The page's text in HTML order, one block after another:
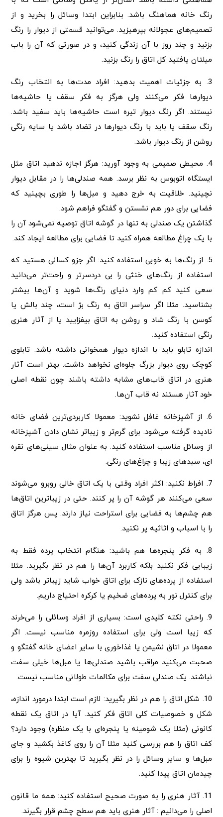
رنگ خانه هماهنگ باشد. بنابراین ابتدا وسائل را بخرید و از
تصمیم‌های عجولانه بپرهیزید. می‌توانید قسمتی از دیوار را رنگ
بزنید و چند روز با آن زندگی کنید، و در صورتی که آن را باب
میلتان یافتید کل اتاق را رنگ بزنید.
3. به جزئیات اهمیت بدهید: افراد مدت‌ها به انتخاب رنگ
دیوارها فکر می‌کنند ولی هرگز به فکر سقف یا حاشیه‌ها
نیستند. اگر رنگ دیوار تیره است حاشیه‌ها باید سفید باشد.
رنگ سقف یا باید با رنگ دیوارها در تضاد باشد یا سایه رنگی
روشن از رنگ دیوار باشد.
4. محیطی صمیمی به وجود آورید: هرگز اجازه ندهید اتاق مثل
ایستگاه اتوبوس به نظر برسد. همه صندلی‌ها را در مقابل دیوار
نچینید. خلاقیت به خرج دهید و مبل‌ها را طوری بچینید که
فضایی برای دور هم نشستن و گفتگو فراهم شود.
گذاشتن یک صندلی به تنها در گوشه اتاق توصیه نمی‌شود آن را
با یک چراغ مطالعه همراه کنید تا فضایی برای مطالعه ایجاد کند.
5. از رنگ‌ها به خوبی استفاده کنید: اگر جزو کسانی هستید که
استفاده از رنگ‌های خنثی را بی دردسر‌تر و راحت‌تر می‌دانید
سعی کنید کم کم وارد دنیای رنگ‌ها شوید و آن‌ها بیشتر
بشناسید. مثلا اگر سراسر اتاق به رنگ بژ است، چند بالش یا
کوسن با رنگ شاد و روشن به اتاق بیفزایید یا از آثار هنری
رنگی استفاده کنید.
اندازه تابلو باید با اندازه دیوار همخوانی داشته باشد. تابلوی
کوچک روی دیوار بزرگ جلوه‌ای نخواهد داشت. بهتر است آثار
هنری در اتاق قاب‌های مشابه داشته باشند چون نقطه اصلی
خود آثار هستند نه قاب آن‌ها.
6. از آشپزخانه غافل نشوید: معمولا کاربردی‌ترین فضای خانه
نادیده گرفته می‌شود. برای گرم‌تر و زیباتر نشان دادن آشپزخانه
از وسائل مناسب استفاده کنید. به عنوان مثال سینی‌های نقره
ای، سبدهای زیبا و چراغ‌های رنگی.
7. افراط نکنید: اکثر افراد وقتی با یک اتاق خالی روبرو می‌شوند
سعی می‌کنند هر گوشه آن را پر کنند. حتی در زیباترین اتاق‌ها
هم چشم‌ها به فضایی برای استراحت نیاز دارند. پس هرگز اتاق
را با اسباب و اثاثیه پر نکنید.
8. به فکر پنجره‌ها هم باشید: هنگام انتخاب پرده فقط به
زیبایی فکر نکنید بلکه کاربرد آن‌ها را هم در نظر بگیرید. مثلا
استفاده از پرده‌های نازک برای اتاق خواب شاید زیباتر باشد ولی
برای کنترل نور به پرده‌های ضخیم یا کرکره احتیاج داریم.
9. راحتی نکته کلیدی است: بسیاری از افراد وسائلی را می‌خرند
که زیبا است ولی برای استفاده روزمره مناسب نیست. اگر
معمولا در اتاق نشیمن یا غذاخوری با سایر اعضای خانه گفتگو و
صحبت می‌کنید مراقب باشید صندلی‌ها یا مبل‌ها خیلی سفت
نباشند. یک صندلی سفت برای مکالمات طولانی مناسب نیست.
10. شکل اتاق را هم در نظر بگیرید: لازم است ابتدا درمورد اندازه،
شکل و خصوصیات کلی اتاق فکر کنید. آیا در اتاق یک نقطه
کانونی (مثلا یک شومینه یا پنجره‌ای با یک منظره) وجود دارد؟
کف اتاق را هم بررسی کنید مثلا آن را روی کاغذ بکشید و جای
مبل‌ها و سایر وسائل را در نظر بگیرید تا بهترین شیوه را برای
چیدمان اتاق پیدا کنید.
11. آثار هنری را به صورت صحیح استفاده کنید: همه ما قانون
اصلی را می‌دانیم : آثار هنری باید هم سطح چشم قرار بگیرند.